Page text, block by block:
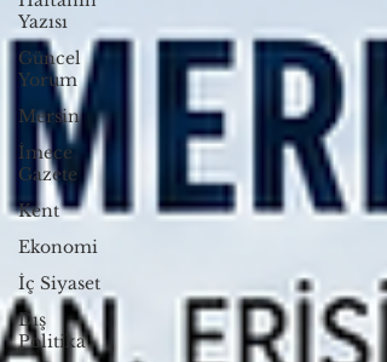
Yazısı
Güncel
Yorum
Mersin
İmece
Gazete
Kent
Ekonomi
İç Siyaset
Dış
Politika